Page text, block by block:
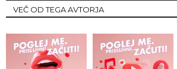
VEČ OD TEGA AVTORJA